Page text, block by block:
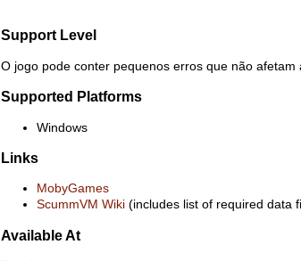
Support Level
O jogo pode conter pequenos erros que não afetam
Supported Platforms
Windows
Links
MobyGames
ScummVM Wiki (includes list of required data
Available At